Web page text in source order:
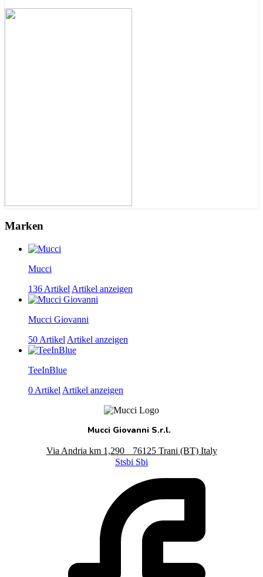
Marken
Mucci
136 Artikel Artikel anzeigen
Mucci Giovanni
50 Artikel Artikel anzeigen
TeeInBlue
0 Artikel Artikel anzeigen
Mucci Giovanni S.r.l.
Via Andria km 1,290 76125 Trani (BT) Italy
Stsbi Sbi